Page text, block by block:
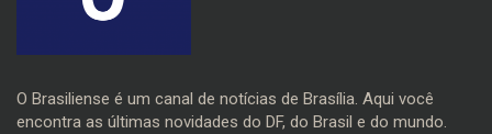
O Brasiliense é um canal de notícias de Brasília. Aqui você
encontra as últimas novidades do DF, do Brasil e do mundo.